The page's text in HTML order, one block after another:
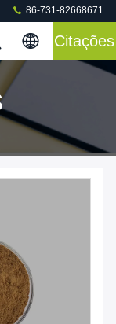
86-731-82668671
Citações